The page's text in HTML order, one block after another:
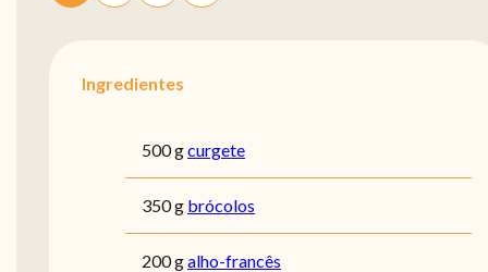
Ingredientes
500 gcurgete
350 g brócolos
200 galho-francês